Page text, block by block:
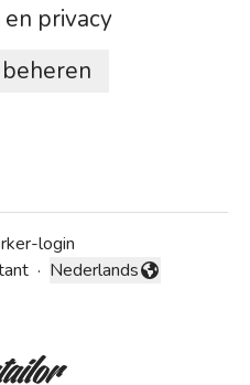
privacy
login
· Taal wijzigen
Nederlands